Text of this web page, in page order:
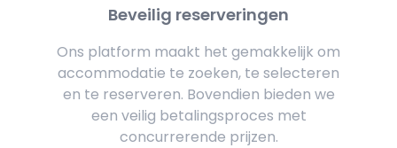
Beveilig reserveringen
Ons platform maakt het gemakkelijk om
accommodatie te zoeken, te selecteren
en te reserveren. Bovendien bieden we
een veilig betalingsproces met
concurrerende prijzen.